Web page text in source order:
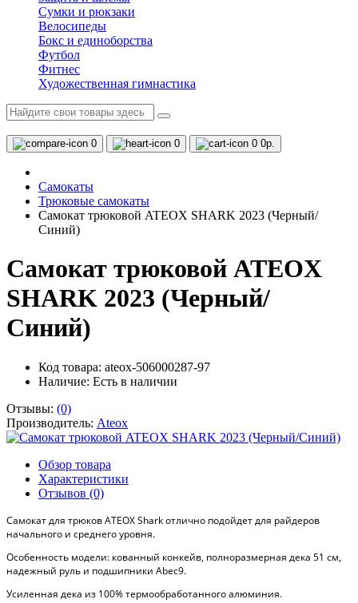
Сумки и рюкзаки
Велосипеды
Бокс и единоборства
Футбол
Фитнес
Художественная гимнастика
0 0 0 0р.
Самокаты
Трюковые самокаты
Самокат трюковой ATEOX SHARK 2023 (Черный/
Синий)
Самокат трюковой ATEOX
SHARK 2023 (Черный/
Синий)
Код товара: ateox-506000287-97
Наличие: Есть в наличии
Отзывы: (0)
Производитель: Ateox
Обзор товара
Характеристики
Отзывов (0)
Самокат для трюков AТЕОХ Shark отлично подойдет для райдеров
начального и среднего уровня.
Особенность модели: кованный конкейв, полноразмерная дека 51 см,
надежный руль и подшипники Abec9.
Усиленная дека из 100% термообработанного алюминия.